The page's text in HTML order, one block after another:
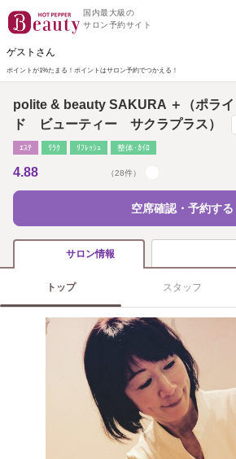
国内最大級の
サロン予約サイト
ゲストさん
ポイントが1%たまる！ ポイントはサロン予約でつかえる！
polite & beauty SAKURA ＋（ポラ
ド ビューティー サクラプラス）
ｴｽﾃ ﾘﾗｸ ﾘﾌﾚｯｼｭ 整体･ｶｲﾛ
4.88 （28件）
空席確認・予約する
サロン情報
トップ スタッフ